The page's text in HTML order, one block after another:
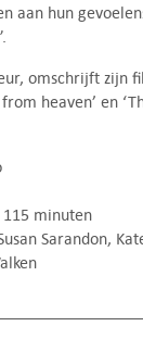
aan hun
omschrijft zijn
heaven’ en
115 minuten
Sarandon,